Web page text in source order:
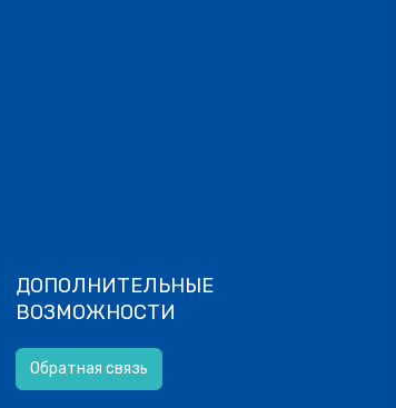
ДОПОЛНИТЕЛЬНЫЕ
ВОЗМОЖНОСТИ
Обратная связь